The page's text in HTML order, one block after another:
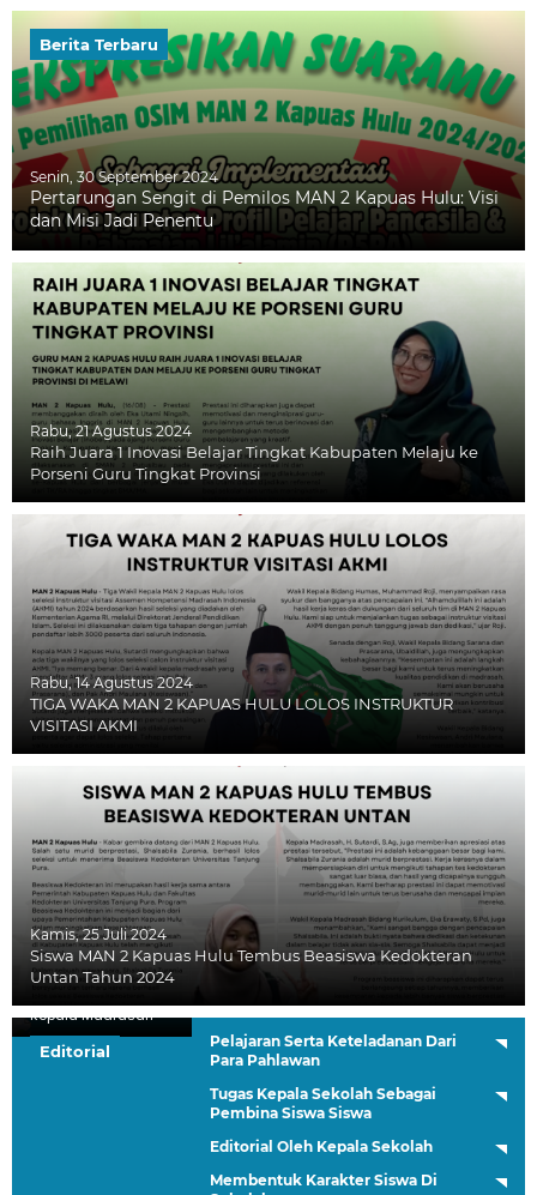
Berita Terbaru
Senin, 30 September 2024
Pertarungan Sengit di Pemilos MAN 2 Kapuas Hulu: Visi
dan Misi Jadi Penentu
Rabu, 21 Agustus 2024
Raih Juara 1 Inovasi Belajar Tingkat Kabupaten Melaju ke
Porseni Guru Tingkat Provinsi
Rabu, 14 Agustus 2024
TIGA WAKA MAN 2 KAPUAS HULU LOLOS INSTRUKTUR
VISITASI AKMI
Kamis, 25 Juli 2024
Siswa MAN 2 Kapuas Hulu Tembus Beasiswa Kedokteran
Untan Tahun 2024
Editorial
Kepala Madrasah
Pelajaran Serta Keteladanan Dari
Para Pahlawan
Tugas Kepala Sekolah Sebagai
Pembina Siswa Siswa
Editorial Oleh Kepala Sekolah
Membentuk Karakter Siswa Di